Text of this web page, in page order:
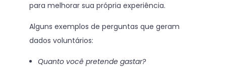
para melhorar sua própria experiência.
Alguns exemplos de perguntas que geram
dados voluntários:
Quanto você pretende gastar?